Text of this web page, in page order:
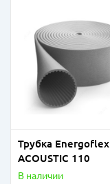
Трубка Energoflex
ACOUSTIC 110
В наличии